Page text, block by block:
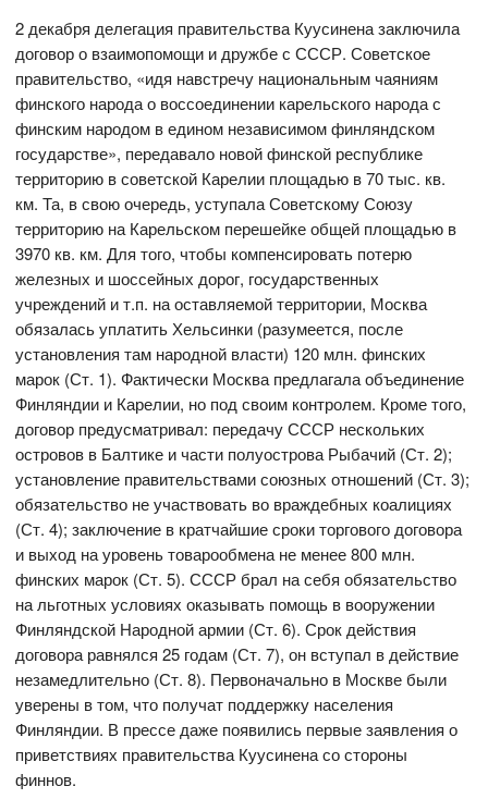
2 декабря делегация правительства Куусинена заключила
договор о взаимопомощи и дружбе с СССР. Советское
правительство, «идя навстречу национальным чаяниям
финского народа о воссоединении карельского народа с
финским народом в едином независимом финляндском
государстве», передавало новой финской республике
территорию в советской Карелии площадью в 70 тыс. кв.
км. Та, в свою очередь, уступала Советскому Союзу
территорию на Карельском перешейке общей площадью в
3970 кв. км. Для того, чтобы компенсировать потерю
железных и шоссейных дорог, государственных
учреждений и т.п. на оставляемой территории, Москва
обязалась уплатить Хельсинки (разумеется, после
установления там народной власти) 120 млн. финских
марок (Ст. 1). Фактически Москва предлагала объединение
Финляндии и Карелии, но под своим контролем. Кроме того,
договор предусматривал: передачу СССР нескольких
островов в Балтике и части полуострова Рыбачий (Ст. 2);
установление правительствами союзных отношений (Ст. 3);
обязательство не участвовать во враждебных коалициях
(Ст. 4); заключение в кратчайшие сроки торгового договора
и выход на уровень товарообмена не менее 800 млн.
финских марок (Ст. 5). СССР брал на себя обязательство
на льготных условиях оказывать помощь в вооружении
Финляндской Народной армии (Ст. 6). Срок действия
договора равнялся 25 годам (Ст. 7), он вступал в действие
незамедлительно (Ст. 8). Первоначально в Москве были
уверены в том, что получат поддержку населения
Финляндии. В прессе даже появились первые заявления о
приветствиях правительства Куусинена со стороны
финнов.